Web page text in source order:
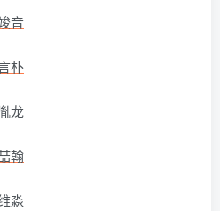
音
朴
龙
翰
淼